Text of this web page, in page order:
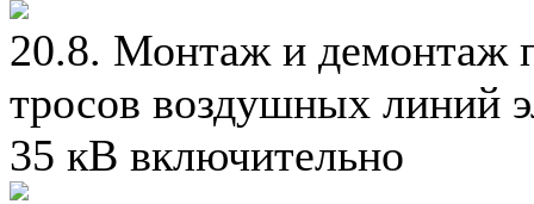
20.8. Монтаж и демонтаж
тросов воздушных линий
35 кВ включительно